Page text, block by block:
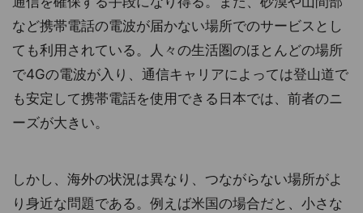
など携帯電話の電波が届かない場所でのサービスとし
ても利用されている。人々の生活圏のほとんどの場所
で4Gの電波が入り、通信キャリアによっては登山道で
も安定して携帯電話を使用できる日本では、前者のニ
ーズが大きい。
しかし、海外の状況は異なり、つながらない場所がよ
り身近な問題である。例えば米国の場合だと、小さな